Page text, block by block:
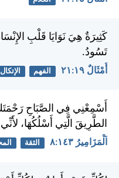
كَثِيرَةٌ هِيَ نَوَايَا قَلْبِ
تَسُودُ.
أَمْثَالٌ ١٩:‏٢١ الفهم الإتكال
أَسْمِعْنِي فِي الصَّبَاحِ
الطَّرِيقَ الَّتِي أَسْلُكُهَا،
اَلْمَزَامِيرُ ١٤٣:‏٨ الثقة